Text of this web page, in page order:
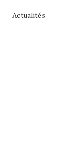
Actualités